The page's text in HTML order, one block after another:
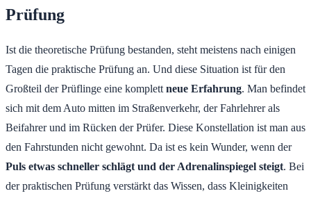
Prüfung
Ist die theoretische Prüfung bestanden, steht meistens nach einigen
Tagen die praktische Prüfung an. Und diese Situation ist für den
Großteil der Prüflinge eine komplett neue Erfahrung. Man befindet
sich mit dem Auto mitten im Straßenverkehr, der Fahrlehrer als
Beifahrer und im Rücken der Prüfer. Diese Konstellation ist man aus
den Fahrstunden nicht gewohnt. Da ist es kein Wunder, wenn der
Puls etwas schneller schlägt und der Adrenalinspiegel steigt. Bei
der praktischen Prüfung verstärkt das Wissen, dass Kleinigkeiten